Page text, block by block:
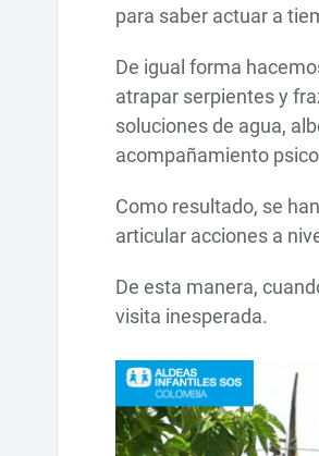
para saber actuar a
De igual forma
atrapar serpientes y
soluciones de agua,
acompañamiento
Como resultado, se
articular acciones a
De esta manera,
visita inesperada.